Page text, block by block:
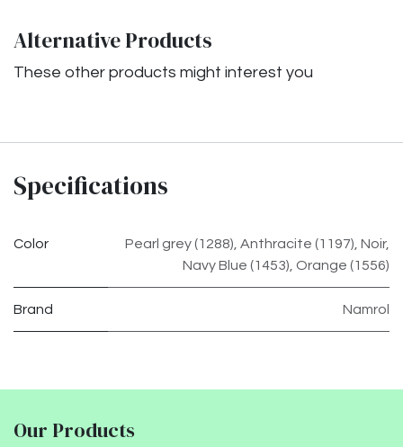
Alternative Products
These other products might interest you
Specifications
Color Pearl grey (1288) Anthracite (1197) Noir,
Navy Blue (1453) Orange (1556)
Brand Namrol
Our Products